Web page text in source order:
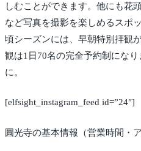
しむことができます。他にも花
など写真を撮影を楽しめるスポ
頃シーズンには、早朝特別拝観
観は1日70名の完全予約制にな
に。
[elfsight_instagram_feed id=”24″]
圓光寺の基本情報（営業時間・